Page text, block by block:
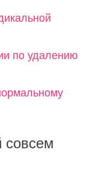
по удалению
совсем